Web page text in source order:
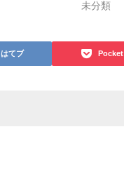
未分類
はてブ Pocket